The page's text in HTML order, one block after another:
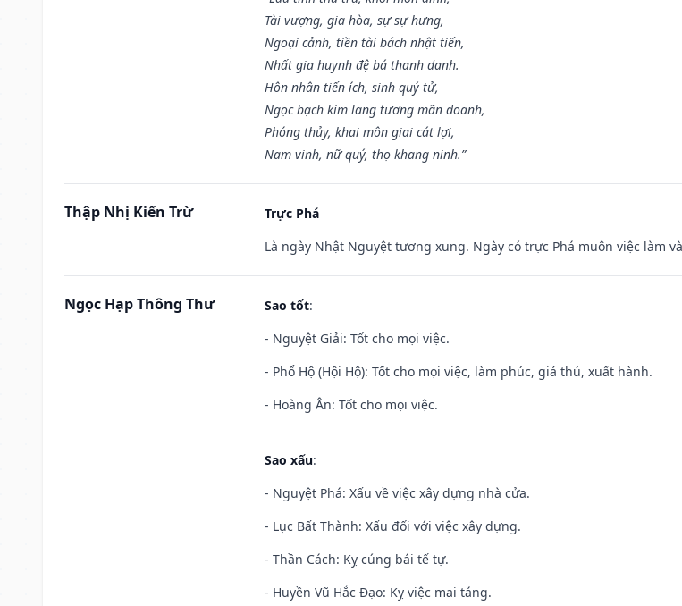
Tài vượng, gia hòa, sự sự hưng,
Ngoại cảnh, tiền tài bách nhật tiến,
Nhất gia huynh đệ bá thanh danh.
Hôn nhân tiến ích, sinh quý tử,
Ngọc bạch kim lang tương mãn doanh,
Phóng thủy, khai môn giai cát lợi,
Nam vinh, nữ quý, thọ khang ninh.”
Thập Nhị Kiến Trừ
Trực Phá
Là ngày Nhật Nguyệt tương xung. Ngày có trực Phá muôn việc làm
Ngọc Hạp Thông Thư Sao tốt:
- Nguyệt Giải: Tốt cho mọi việc.
- Phổ Hộ (Hội Hộ): Tốt cho mọi việc, làm phúc, giá thú, xuất hành.
- Hoàng Ân: Tốt cho mọi việc.
Sao xấu:
- Nguyệt Phá: Xấu về việc xây dựng nhà cửa.
- Lục Bất Thành: Xấu đối với việc xây dựng.
- Thần Cách: Kỵ cúng bái tế tự.
- Huyền Vũ Hắc Đạo: Kỵ việc mai táng.